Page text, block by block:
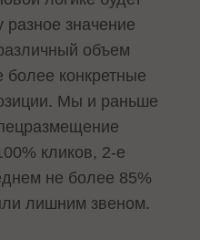
разное значение
объем
более конкретные
Мы и раньше
кликов, 2-е
не более 85%
лишним звеном.